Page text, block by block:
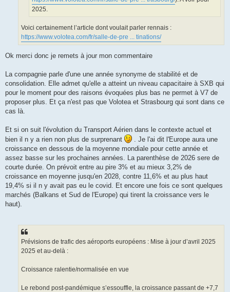
2025.
Voici certainement l’article dont voulait parler rennais :
https://www.volotea.com/fr/salle-de-pre ... tinations/
Ok merci donc je remets à jour mon commentaire
La compagnie parle d'une une année synonyme de stabilité et de
consolidation. Elle admet qu'elle a atteint un niveau capacitaire à SXB qui
pour le moment pour des raisons évoquées plus bas ne permet à V7 de
proposer plus. Et ça n'est pas que Volotea et Strasbourg qui sont dans ce
cas là.
Et si on suit l'évolution du Transport Aérien dans le contexte actuel et
bien il n y a rien non plus de surprenant
. Je l'ai dit l'Europe aura une
croissance en dessous de la moyenne mondiale pour cette année et
assez basse sur les prochaines années. La parenthèse de 2026 sere de
courte durée. On prévoit entre au pire 3% et au mieux 3,2% de
croissance en moyenne jusqu'en 2028, contre 11,6% et au plus haut
19,4% si il n y avait pas eu le covid. Et encore une fois ce sont quelques
marchés (Balkans et Sud de l'Europe) qui tirent la croissance vers le
haut).
Prévisions de trafic des aéroports européens : Mise à jour d’avril 2025
2025 et au-delà :
Croissance ralentie/normalisée en vue
Le rebond post-pandémique s’essouffle, la croissance passant de +7,7